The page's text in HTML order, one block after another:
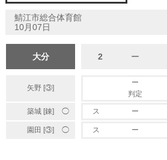
鯖江市総合体育館
10月07日
大分 2 ー
矢野 [③]
ー
判定
築城 [錬] ◯ ス ー
園田 [③] ◯ ス ー